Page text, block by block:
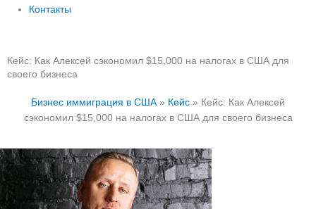
Контакты
Кейс: Как Алексей сэкономил $15,000 на налогах в США для
своего бизнеса
Бизнес иммиграция в США» Кейс » Кейс: Как Алексей
сэкономил $15,000 на налогах в США для своего бизнеса